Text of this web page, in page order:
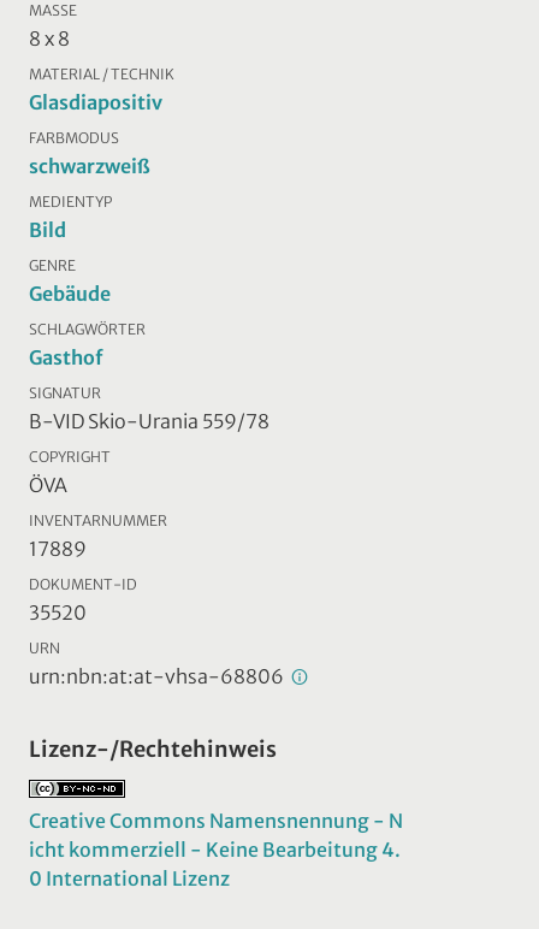
MASSE
8 x 8
MATERIAL / TECHNIK
Glasdiapositiv
FARBMODUS
schwarzweiß
MEDIENTYP
Bild
GENRE
Gebäude
SCHLAGWÖRTER
Gasthof
SIGNATUR
B-VID Skio-Urania 559/78
COPYRIGHT
ÖVA
INVENTARNUMMER
17889
DOKUMENT-ID
35520
URN
urn:nbn:at:at-vhsa-68806
Lizenz-/Rechtehinweis
Creative Commons Namensnennung - N
icht kommerziell - Keine Bearbeitung 4.
0 International Lizenz